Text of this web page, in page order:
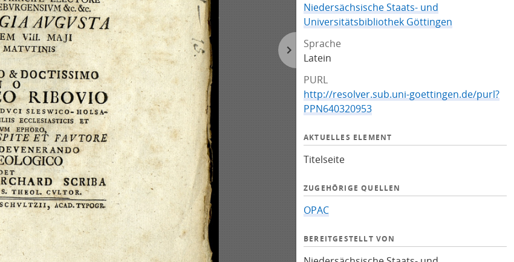
Niedersächsische Staats- und
Universitätsbibliothek Göttingen
Sprache
Latein
PURL
http://resolver.sub.uni-goettingen.de/purl?
PPN640320953
AKTUELLES ELEMENT
Titelseite
ZUGEHÖRIGE QUELLEN
OPAC
BEREITGESTELLT VON